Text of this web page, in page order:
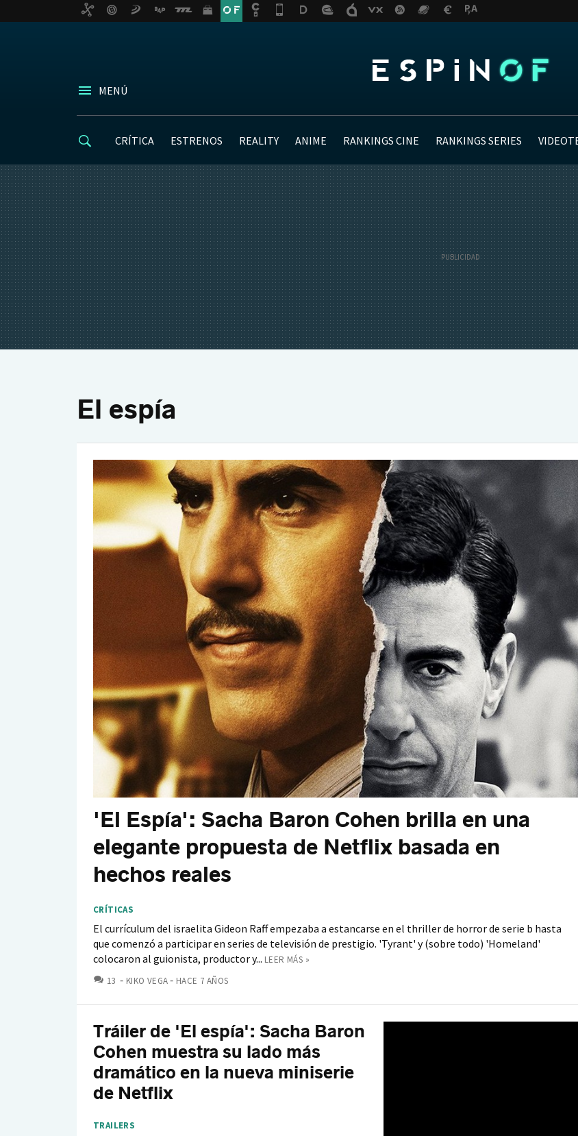
MENÚ
CRÍTICA ESTRENOS REALITY ANIME RANKINGS CINE RANKINGS SERIES
El espía
'El Espía': Sacha Baron Cohen brilla en una
elegante propuesta de Netflix basada en
hechos reales
CRÍTICAS
El currículum del israelita Gideon Raff empezaba a estancarse en el thriller de horror de serie b hasta
que comenzó a participar en series de televisión de prestigio. 'Tyrant' y (sobre todo) 'Homeland'
colocaron al guionista, productor y... LEER MÁS »
13 COMENTARIOS
KIKO VEGA HACE 7 AÑOS
Tráiler de 'El espía': Sacha Baron
Cohen muestra su lado más
dramático en la nueva miniserie
de Netflix
TRAILERS